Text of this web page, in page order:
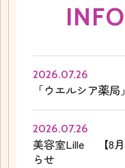
INFO
2026.07.26
「ウエルシア薬
2026.07.26
美容室Lille 【8月
らせ